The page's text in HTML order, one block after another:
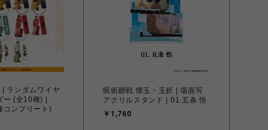
ランダムワイヤ
ー (全10種) |
コンプリート)
呪術廻戦 懐玉・玉折 | 場面写
アクリルスタンド | 01.五条 悟
￥1,760